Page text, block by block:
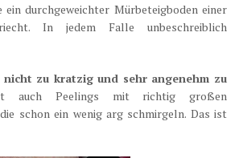
ein durchgeweichter Mürbeteigboden einer
In jedem Falle unbeschreiblich
nicht zu kratzig und sehr angenehm zu
auch Peelings mit richtig großen
schon ein wenig arg schmirgeln. Das ist